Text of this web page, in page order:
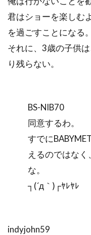
君はショーを楽しむ
を過ごすことになる。
それに、3歳の子供
り残らない。
BS-NIB70
同意するわ。
すでに
えるのではな
な。
┐(´д｀)┌ﾔﾚﾔﾚ
indyjohn59